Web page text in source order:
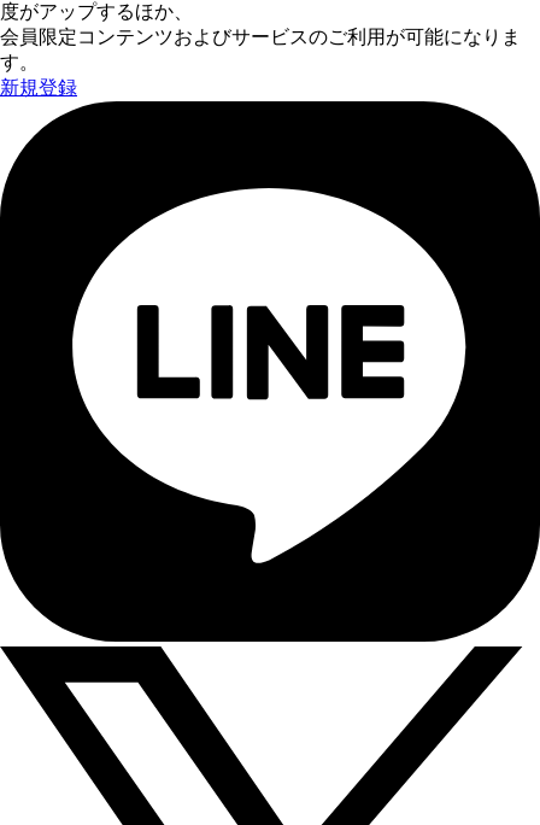
度がアップするほか、
会員限定コンテンツおよびサービスのご利用が可能になりま
す。
新規登録